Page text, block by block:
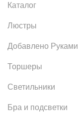
Каталог
Люстры
Добавлено Руками
Торшеры
Светильники
Бра и подсветки